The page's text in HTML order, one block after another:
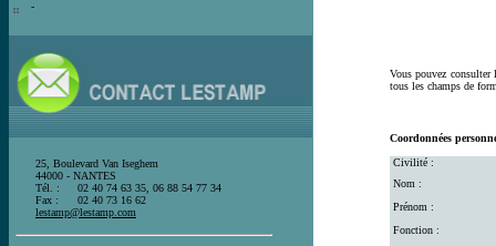
-
25, Boulevard Van Iseghem
44000 - NANTES
Tél. :
Fax :
02 40 74 63 35, 06 88 54 77 34
02 40 73 16 62
lestamp@lestamp.com
Vous pouvez consulter
tous les champs de
Coordonnées
Civilité :
Nom :
Prénom :
Fonction :